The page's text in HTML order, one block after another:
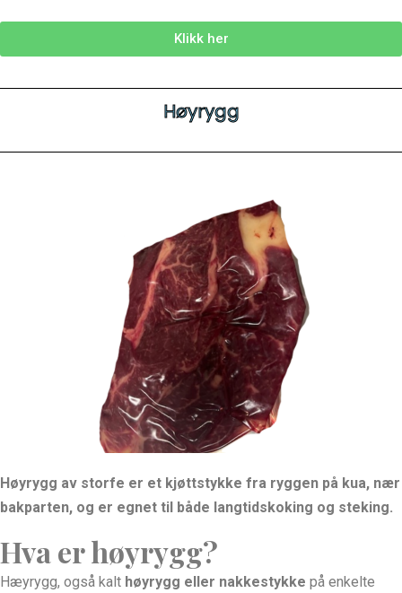
Klikk her
Høyrygg
Høyrygg av storfe er et kjøttstykke fra ryggen på kua, nær
bakparten, og er egnet til både langtidskoking og steking.
Hva er høyrygg?
Hæyrygg, også kalt høyrygg eller nakkestykke på enkelte